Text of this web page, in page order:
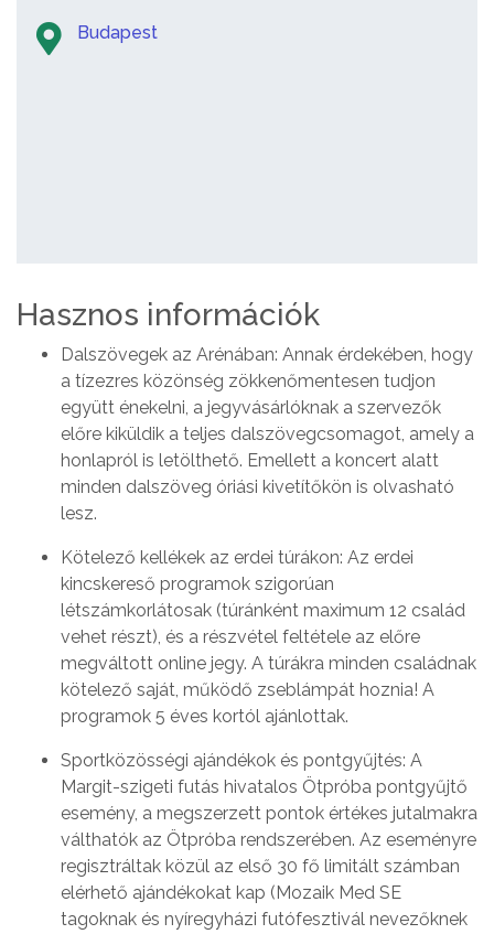
Budapest
Hasznos információk
Dalszövegek az Arénában: Annak érdekében, hogy
a tízezres közönség zökkenőmentesen tudjon
együtt énekelni, a jegyvásárlóknak a szervezők
előre kiküldik a teljes dalszövegcsomagot, amely a
honlapról is letölthető. Emellett a koncert alatt
minden dalszöveg óriási kivetítőkön is olvasható
lesz.
Kötelező kellékek az erdei túrákon: Az erdei
kincskereső programok szigorúan
létszámkorlátosak (túránként maximum 12 család
vehet részt), és a részvétel feltétele az előre
megváltott online jegy. A túrákra minden családnak
kötelező saját, működő zseblámpát hoznia! A
programok 5 éves kortól ajánlottak.
Sportközösségi ajándékok és pontgyűjtés: A
Margit-szigeti futás hivatalos Ötpróba pontgyűjtő
esemény, a megszerzett pontok értékes jutalmakra
válthatók az Ötpróba rendszerében. Az eseményre
regisztráltak közül az első 30 fő limitált számban
elérhető ajándékokat kap (Mozaik Med SE
tagoknak és nyíregyházi futófesztivál nevezőknek